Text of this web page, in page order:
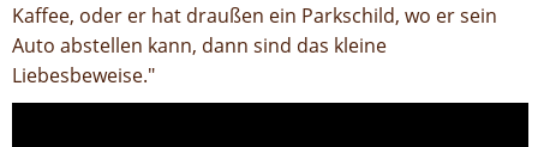
Kaffee, oder er hat draußen ein Parkschild, wo er sein
Auto abstellen kann, dann sind das kleine
Liebesbeweise."